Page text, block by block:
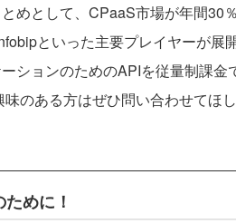
めとして、CPaaS市場が年間30
といった主要プレイヤーが展
ションのためのAPIを従量制課金
のある方はぜひ問い合わせてほ
めに！